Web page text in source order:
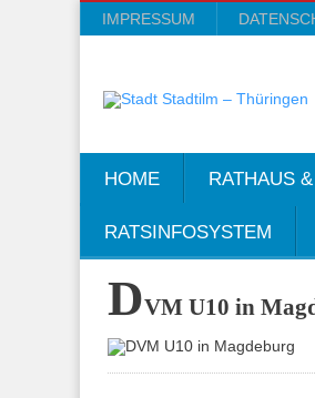
IMPRESSUM
HOME RATHAUS
RATSINFOSYSTEM
DVM U10 in